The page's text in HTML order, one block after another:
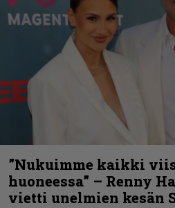
”Nukuimme kaikki
huoneessa” – Renny
vietti unelmien kesän